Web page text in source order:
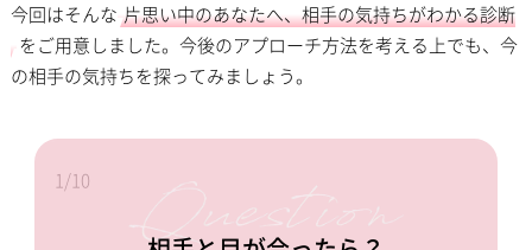
今回はそんな 片思い中のあなたへ、相手の気持ちがわかる診断
をご用意しました。今後のアプローチ方法を考える上でも、今
の相手の気持ちを探ってみましょう。
1/10